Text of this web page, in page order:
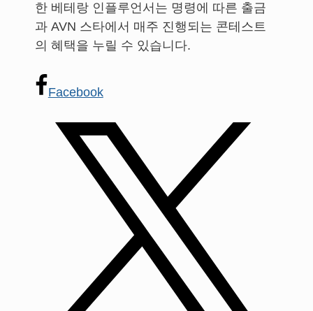
한 베테랑 인플루언서는 명령에 따른 출금
과 AVN 스타에서 매주 진행되는 콘테스트
의 혜택을 누릴 수 있습니다.
Facebook